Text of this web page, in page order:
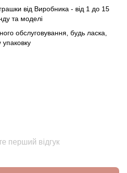
від Виробника - від 1 до 15
та моделі
обслуговування, будь ласка,
упаковку
перший відгук